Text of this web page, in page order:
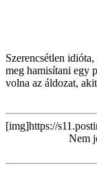
Szerencsétlen
meg hamisítani egy
volna az áldozat,
[img]https://
Nem